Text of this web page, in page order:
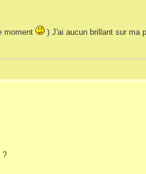
moment
) J'ai aucun brillant sur ma
?